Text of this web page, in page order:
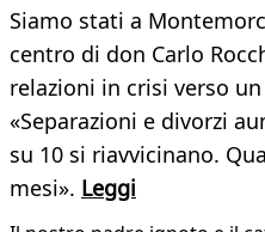
Siamo stati a
centro di don Carlo
relazioni in crisi verso
«Separazioni e divorzi
su 10 si riavvicinano.
mesi». Leggi